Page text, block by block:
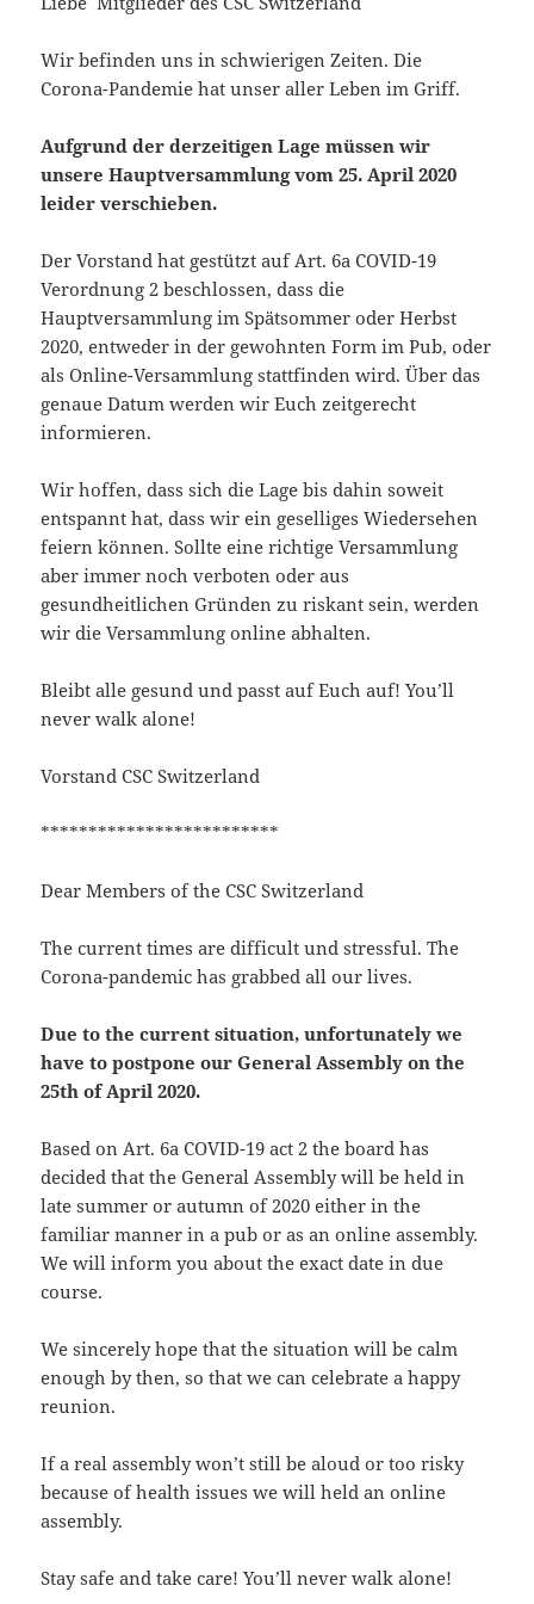
[ wp-admin ] dir2026-
07-
drwxr-
xr-
Rename Touch
[ wp-content ] dir2026-
drwxr-
Rename Touch
[ wp-includes ] dir2026-
07-
23
15:12:47
drwxr-
xr-
x
Rename
.htaccess
1.13
KB
2024-
04-
r-
x
Rename Touch Edit
Download
_index.html
2.96
KB
2020-
09-
09
15:14:55
-
rw-
rw-
r-
Rename Touch Edit
Download
B09-rw-
Download
KB11-
r-
-
-
error_log
02020-
09
15:14:54
-
rw-
-
Rename Touch Edit
KB07-
23
08:47:39
rw-
r-
-
r-
-
Download
f22.php
64.66
2026-
09:54:23
-
-
r-
Rename Touch Edit
KB09-
15:14:54
rw-
r-
Download
favicon-120.png
27.19
KB
2020-
09-rw-
Rename Touch
Edit
Download
Wir befinden uns in schwierigen Zeiten. Die
Corona-Pandemie hat unser aller Leben im Griff.
Aufgrund der derzeitigen Lage müssen wir
unsere Hauptversammlung vom 25. April 2020
leider verschieben.
Der Vorstand hat gestützt auf Art. 6a COVID-19
Verordnung 2 beschlossen, dass die
Hauptversammlung im Spätsommer oder Herbst
2020, entweder in der gewohnten Form im Pub, oder
als Online-Versammlung stattfinden wird. Über das
genaue Datum werden wir Euch zeitgerecht
informieren.
Wir hoffen, dass sich die Lage bis dahin soweit
entspannt hat, dass wir ein geselliges Wiedersehen
feiern können. Sollte eine richtige Versammlung
aber immer noch verboten oder aus
gesundheitlichen Gründen zu riskant sein, werden
wir die Versammlung online abhalten.
Bleibt alle gesund und passt auf Euch auf! You’ll
never walk alone!
Vorstand CSC Switzerland
*************************
Dear Members of the CSC Switzerland
The current times are difficult und stressful. The
Corona-pandemic has grabbed all our lives.
Due to the current situation, unfortunately we
have to postpone our General Assembly on the
25th of April 2020.
Based on Art. 6a COVID-19 act 2 the board has
decided that the General Assembly will be held in
late summer or autumn of 2020 either in the
familiar manner in a pub or as an online assembly.
We will inform you about the exact date in due
course.
We sincerely hope that the situation will be calm
enough by then, so that we can celebrate a happy
reunion.
If a real assembly won’t still be aloud or too risky
because of health issues we will held an online
assembly.
Stay safe and take care! You’ll never walk alone!